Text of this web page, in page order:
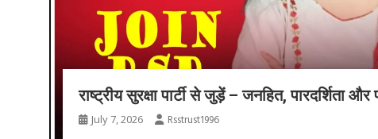
राष्ट्रीय सुरक्षा पार्टी से जुड़ें – जनहित, पारदर्शिता
July 7, 2026 Rsstrust1996